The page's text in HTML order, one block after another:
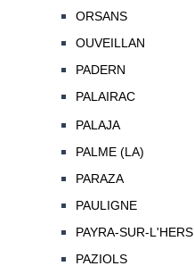
ORSANS
OUVEILLAN
PADERN
PALAIRAC
PALAJA
PALME (LA)
PARAZA
PAULIGNE
PAYRA-SUR-L'HERS
PAZIOLS